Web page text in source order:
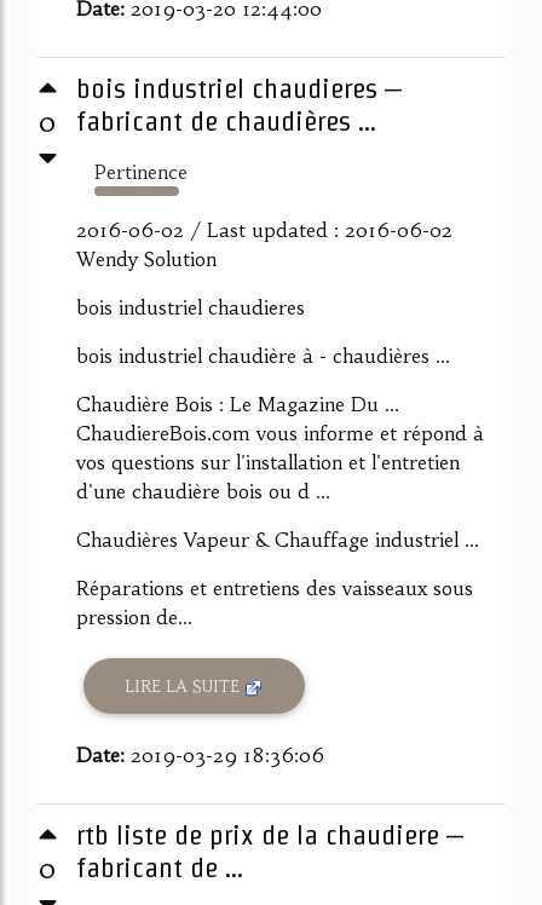
Date: 2019-03-20 12:44:00
0
bois industriel chaudieres –
fabricant de chaudières ...
Pertinence
1904%
2016-06-02 / Last updated : 2016-06-02
Wendy Solution
bois industriel chaudieres
bois industriel chaudière à - chaudières ...
Chaudière Bois : Le Magazine Du ...
ChaudiereBois.com vous informe et répond à
vos questions sur l'installation et l'entretien
d'une chaudière bois ou d ...
Chaudières Vapeur & Chauffage industriel ...
Réparations et entretiens des vaisseaux sous
pression de...
LIRE LA SUITE
Date: 2019-03-29 18:36:06
0
rtb liste de prix de la chaudiere –
fabricant de ...